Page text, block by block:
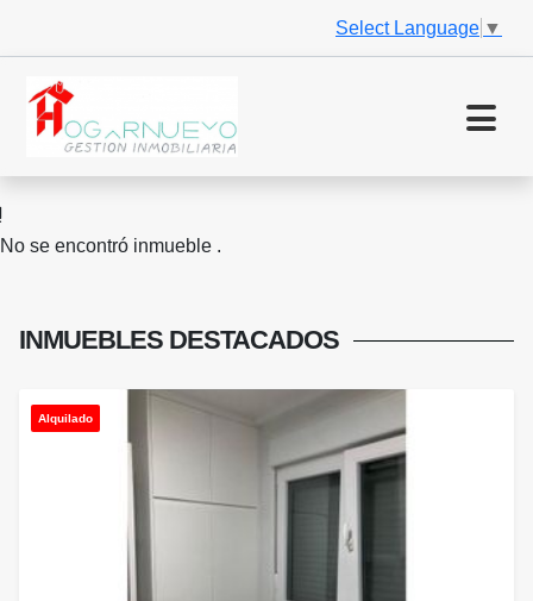
Select Language ▼
No se encontró inmueble .
INMUEBLES DESTACADOS
Alquilado